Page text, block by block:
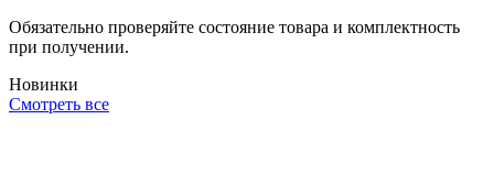
Обязательно проверяйте состояние товара и комплектность
при получении.
Новинки
Смотреть все